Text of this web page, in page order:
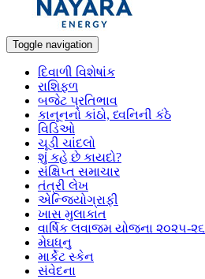
Toggle navigation
દિવાળી વિશેષાંક
રાશિફળ
બજેટ પ્રતિભાવ
કાનૂનનો કાંઠો, ધ્વનિની કંઠે
વિડિઓ
ચૂડી ચાંદલો
શું કહે છે કાયદો?
સંક્ષિપ્ત સમાચાર
તંત્રી લેખ
એન્જિયોગ્રાફી
ખાસ મુલાકાત
વાર્ષિક લવાજમ યોજના ૨૦૨૫-૨૬
મેઘધનુ
માર્કેટ સ્કેન
સંવેદના